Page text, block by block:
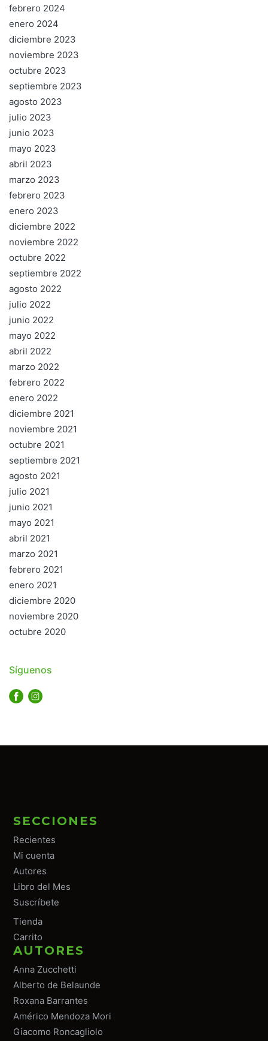
febrero 2024
enero 2024
diciembre 2023
noviembre 2023
octubre 2023
septiembre 2023
agosto 2023
julio 2023
junio 2023
mayo 2023
abril 2023
marzo 2023
febrero 2023
enero 2023
diciembre 2022
noviembre 2022
octubre 2022
septiembre 2022
agosto 2022
julio 2022
junio 2022
mayo 2022
abril 2022
marzo 2022
febrero 2022
enero 2022
diciembre 2021
noviembre 2021
octubre 2021
septiembre 2021
agosto 2021
julio 2021
junio 2021
mayo 2021
abril 2021
marzo 2021
febrero 2021
enero 2021
diciembre 2020
noviembre 2020
octubre 2020
Síguenos
SECCIONES
Recientes
Mi cuenta
Autores
Libro del Mes
Suscríbete
Tienda
Carrito
AUTORES
Anna Zucchetti
Alberto de Belaunde
Roxana Barrantes
Américo Mendoza Mori
Giacomo Roncagliolo